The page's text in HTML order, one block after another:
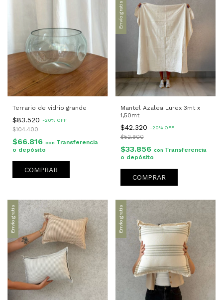
Terrario de vidrio grande
$83.520 -20% OFF
$104.400
$66.816 con Transferencia
o depósito
Envío gratis
Mantel Azalea Lurex 3mt x
1,50mt
$42.320 -20% OFF
$52.900
$33.856 con Transferencia
o depósito
Envío gratis Envío gratis